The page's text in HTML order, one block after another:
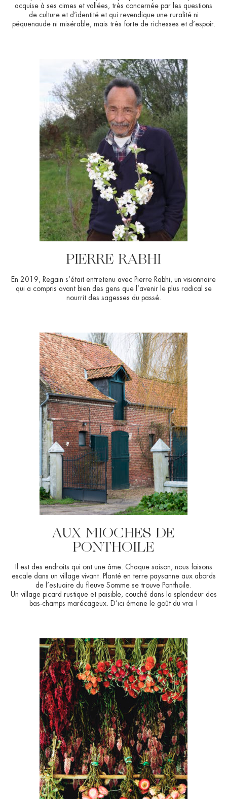
acquise à ses cimes et vallées, très concernée par les questions
de culture et d’identité et qui revendique une ruralité ni
péquenaude ni misérable, mais très forte de richesses et d’espoir.
PIERRE RABHI
En 2019, Regain s’était entretenu avec Pierre Rabhi, un visionnaire
qui a compris avant bien des gens que l’avenir le plus radical se
nourrit des sagesses du passé.
AUX MIOCHES DE
PONTHOILE
Il est des endroits qui ont une âme. Chaque saison, nous faisons
escale dans un village vivant. Planté en terre paysanne aux abords
de l’estuaire du fleuve Somme se trouve Ponthoile.
Un village picard rustique et paisible, couché dans la splendeur des
bas-champs marécageux. D’ici émane le goût du vrai !